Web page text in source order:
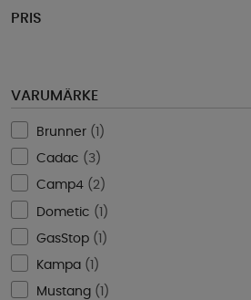
PRIS
VARUMÄRKE
Brunner ( )
Cadac ( 3)
Camp4 ( 2)
Dometic (1 )
GasStop (1 )
Kampa ( )
Mustang ( )